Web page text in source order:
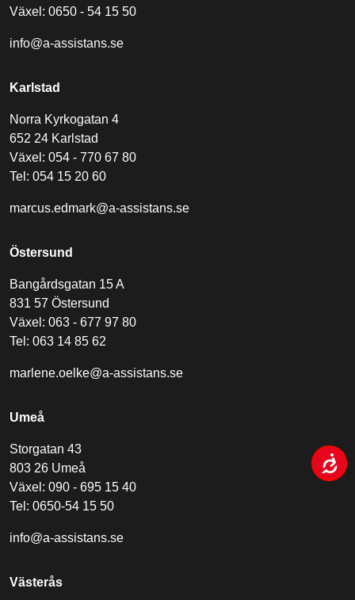
Växel: 0650 - 54 15 50
info@a-assistans.se
Karlstad
Norra Kyrkogatan 4
652 24 Karlstad
Växel: 054 - 770 67 80
Tel: 054 15 20 60
marcus.edmark@a-assistans.se
Östersund
Bangårdsgatan 15 A
831 57 Östersund
Växel: 063 - 677 97 80
Tel: 063 14 85 62
marlene.oelke@a-assistans.se
Umeå
Storgatan 43
803 26 Umeå
Växel: 090 - 695 15 40
Tel: 0650-54 15 50
info@a-assistans.se
Västerås